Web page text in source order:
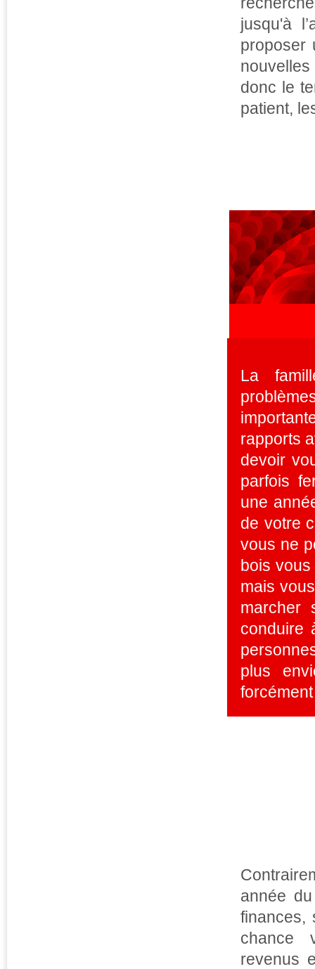
jusqu'à
proposer
donc le
patient,
La
rapports
devoir
parfois
une
de votre
vous ne
bois vous
mais
marcher
conduire
plus
année
finances,
chance
revenus